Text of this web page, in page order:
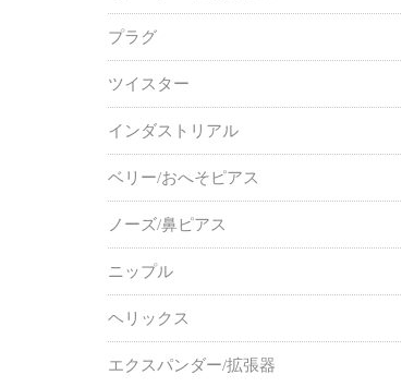
プラグ
ツイスター
インダストリアル
ベリー/おへそピアス
ノーズ/鼻ピアス
ニップル
ヘリックス
エクスパンダー/拡張器